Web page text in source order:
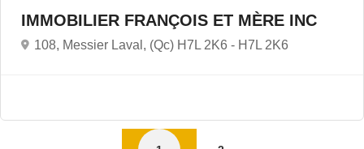
IMMOBILIER FRANÇOIS ET MÈRE INC
108, Messier Laval, (Qc) H7L 2K6 - H7L 2K6